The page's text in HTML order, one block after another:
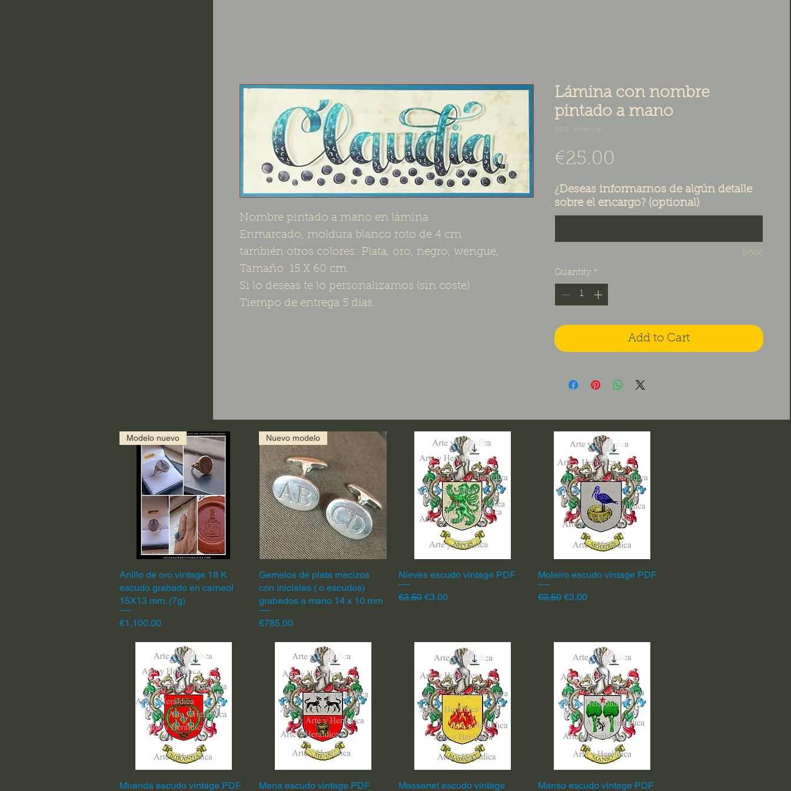
Nombre pintado a mano en lámina
Enmarcado, moldura blanco roto de 4 cm.
también otros colores: Plata, oro, negro, wengue,
Tamaño 15 X 60 cm.
Si lo deseas te lo personalizamos (sin coste)
Tiempo de entrega 5 días.
Lámina con nombre
pintado a mano
SKU: lettering
€25.00
¿Deseas informarnos de algún detalle
sobre el encargo? (optional)
0/500
Quantity *
Add to Cart
Quick View
Modelo nuevo
Anillo de oro vintage 18 K
escudo grabado en carneol
15X13 mm. (7g)
Price
€1,100.00
Quick View
Nuevo modelo
Gemelos de plata macizos
con iniciales ( o escudos)
grabados a mano 14 x 10 mm
Price
€785.00
Quick View
Nieves escudo vintage PDF
Regular Price
€3.50 Sale Price
€3.00
Quick View
Moleiro escudo vintage PDF
Regular Price
€3.50 Sale Price
€3.00
Quick View
Miranda escudo vintage PDF
Quick View
Mena escudo vintage PDF
Quick View
Massanet escudo vintage
Quick View
Manso escudo vintage PDF